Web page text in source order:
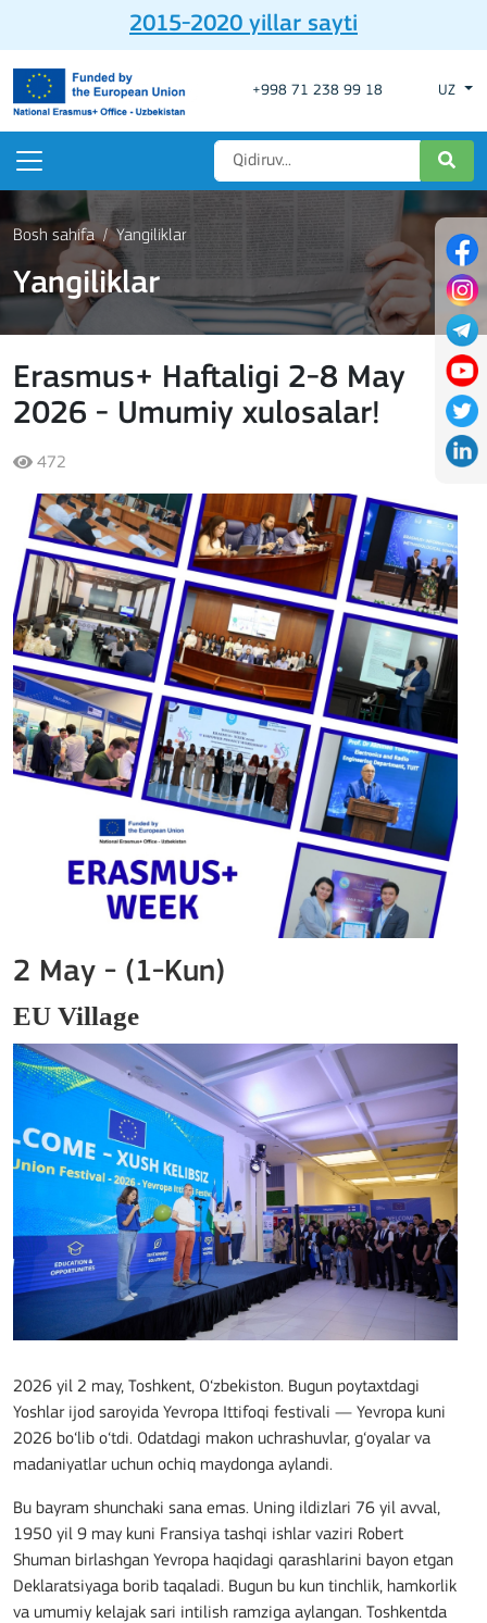
2015-2020 yillar sayti
+998 71 238 99 18 UZ
Bosh sahifa Yangiliklar
Yangiliklar
Erasmus+ Haftaligi 2-8 May
2026 - Umumiy xulosalar!
472
2 May - (1-Kun)
EU Village
2026 yil 2 may, Toshkent, O‘zbekiston. Bugun poytaxtdagi
Yoshlar ijod saroyida Yevropa Ittifoqi festivali — Yevropa kuni
2026 bo‘lib o‘tdi. Odatdagi makon uchrashuvlar, g‘oyalar va
madaniyatlar uchun ochiq maydonga aylandi.
Bu bayram shunchaki sana emas. Uning ildizlari 76 yil avval,
1950 yil 9 may kuni Fransiya tashqi ishlar vaziri Robert
Shuman birlashgan Yevropa haqidagi qarashlarini bayon etgan
Deklaratsiyaga borib taqaladi. Bugun bu kun tinchlik, hamkorlik
va umumiy kelajak sari intilish ramziga aylangan. Toshkentda